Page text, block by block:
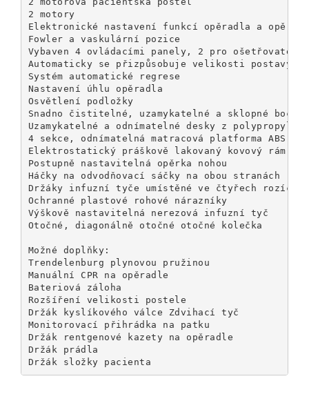
2 motory
Elektronické nastavení funkcí opěradla a opěrky
Fowler a vaskulární pozice
Vybaven 4 ovládacími panely, 2 pro
Automaticky se přizpůsobuje velikosti postavy
Systém automatické regrese
Nastavení úhlu opěradla
Osvětlení podložky
Snadno čistitelné, uzamykatelné a sklopné
Uzamykatelné a odnímatelné desky z
4 sekce, odnímatelná matracová platforma ABS
Elektrostatický práškově lakovaný kovový rám
Postupně nastavitelná opěrka nohou
Otočné, diagonálně otočné otočné kolečka
Možné doplňky:
Trendelenburg plynovou pružinou
Manuální CPR na opěradle
Bateriová záloha
Rozšíření velikosti postele
Držák kyslíkového válce Zdvihací tyč
Monitorovací přihrádka na patku
Držák rentgenové kazety na opěradle
Držák prádla
Držák složky pacienta